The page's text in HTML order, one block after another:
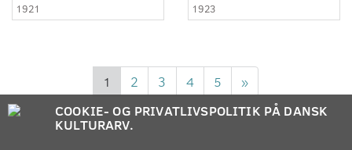
1921
1923
1 2 3 4 5 »
COOKIE- OG PRIVATLIVSPOLITIK PÅ DANSK
KULTURARV.